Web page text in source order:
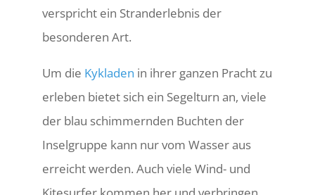
verspricht ein Stranderlebnis der
besonderen Art.
Um die Kykladen in ihrer ganzen Pracht zu
erleben bietet sich ein Segelturn an, viele
der blau schimmernden Buchten der
Inselgruppe kann nur vom Wasser aus
erreicht werden. Auch viele Wind- und